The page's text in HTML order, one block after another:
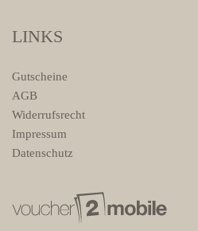
LINKS
Gutscheine
AGB
Widerrufsrecht
Impressum
Datenschutz